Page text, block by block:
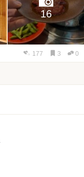
16
177 3 0